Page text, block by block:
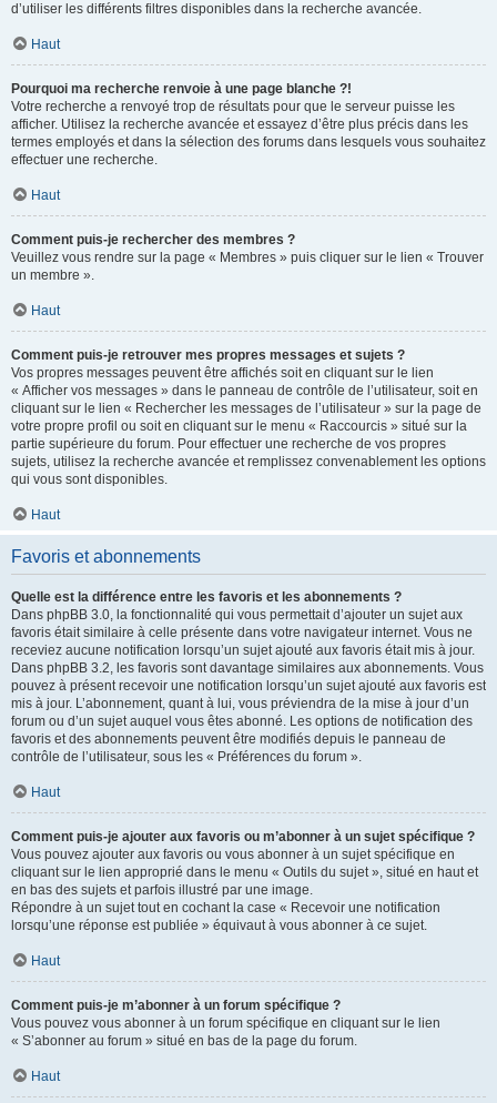
d’utiliser les différents filtres disponibles dans la recherche avancée.
Haut
Pourquoi ma recherche renvoie à une page blanche ?!
Votre recherche a renvoyé trop de résultats pour que le serveur puisse les
afficher. Utilisez la recherche avancée et essayez d’être plus précis dans les
termes employés et dans la sélection des forums dans lesquels vous souhaitez
effectuer une recherche.
Haut
Comment puis-je rechercher des membres ?
Veuillez vous rendre sur la page « Membres » puis cliquer sur le lien « Trouver
un membre ».
Haut
Comment puis-je retrouver mes propres messages et sujets ?
Vos propres messages peuvent être affichés soit en cliquant sur le lien
« Afficher vos messages » dans le panneau de contrôle de l’utilisateur, soit en
cliquant sur le lien « Rechercher les messages de l’utilisateur » sur la page de
votre propre profil ou soit en cliquant sur le menu « Raccourcis » situé sur la
partie supérieure du forum. Pour effectuer une recherche de vos propres
sujets, utilisez la recherche avancée et remplissez convenablement les options
qui vous sont disponibles.
Haut
Favoris et abonnements
Quelle est la différence entre les favoris et les abonnements ?
Dans phpBB 3.0, la fonctionnalité qui vous permettait d’ajouter un sujet aux
favoris était similaire à celle présente dans votre navigateur internet. Vous ne
receviez aucune notification lorsqu’un sujet ajouté aux favoris était mis à jour.
Dans phpBB 3.2, les favoris sont davantage similaires aux abonnements. Vous
pouvez à présent recevoir une notification lorsqu’un sujet ajouté aux favoris est
mis à jour. L’abonnement, quant à lui, vous préviendra de la mise à jour d’un
forum ou d’un sujet auquel vous êtes abonné. Les options de notification des
favoris et des abonnements peuvent être modifiés depuis le panneau de
contrôle de l’utilisateur, sous les « Préférences du forum ».
Haut
Comment puis-je ajouter aux favoris ou m’abonner à un sujet spécifique ?
Vous pouvez ajouter aux favoris ou vous abonner à un sujet spécifique en
cliquant sur le lien approprié dans le menu « Outils du sujet », situé en haut et
en bas des sujets et parfois illustré par une image.
Répondre à un sujet tout en cochant la case « Recevoir une notification
lorsqu’une réponse est publiée » équivaut à vous abonner à ce sujet.
Haut
Comment puis-je m’abonner à un forum spécifique ?
Vous pouvez vous abonner à un forum spécifique en cliquant sur le lien
« S’abonner au forum » situé en bas de la page du forum.
Haut